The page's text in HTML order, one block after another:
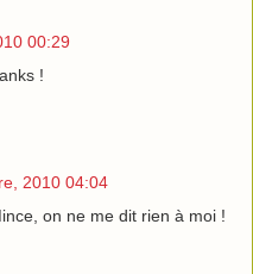
00:29
!
2010 04:04
on ne me dit rien à moi !